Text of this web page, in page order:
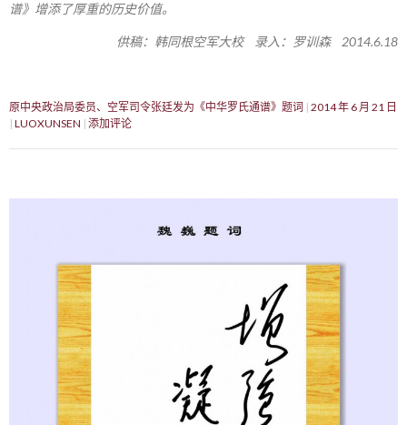
谱》增添了厚重的历史价值。
供稿：韩同根空军大校 录入：罗训森 2014.6.18
原中央政治局委员、空军司令张廷发为《中华罗氏通谱》题词 2014 年 6 月 21 日
LUOXUNSEN 添加评论